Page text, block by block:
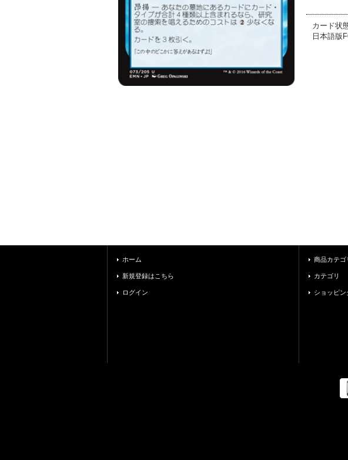
カード状
日本語版
ホーム
新規登録はこちら
ログイン
商品カテゴ
カテゴリ
ショッピン